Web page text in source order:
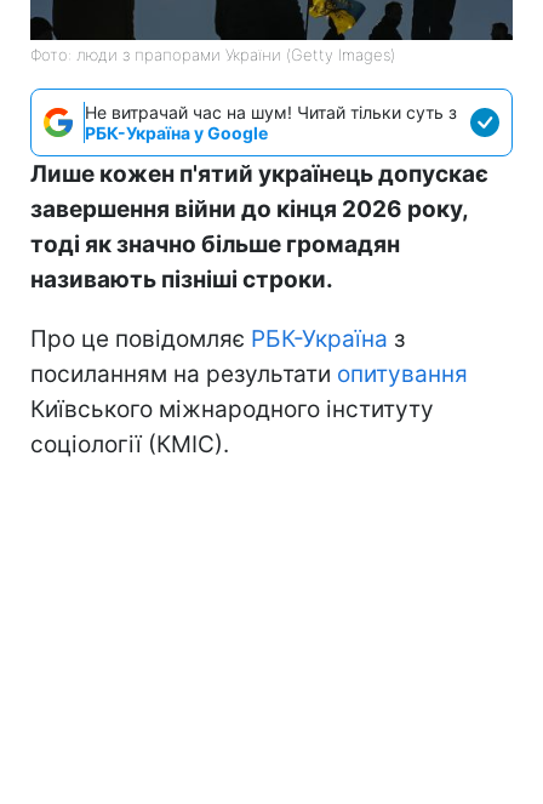
Фото: люди з прапорами України (Getty Images)
Не витрачай час на шум! Читай тільки суть з
РБК-Україна у Google
Лише кожен п'ятий українець допускає
завершення війни до кінця 2026 року,
тоді як значно більше громадян
називають пізніші строки.
Про це повідомляє РБК-Україна з
посиланням на результати опитування
Київського міжнародного інституту
соціології (КМІС).